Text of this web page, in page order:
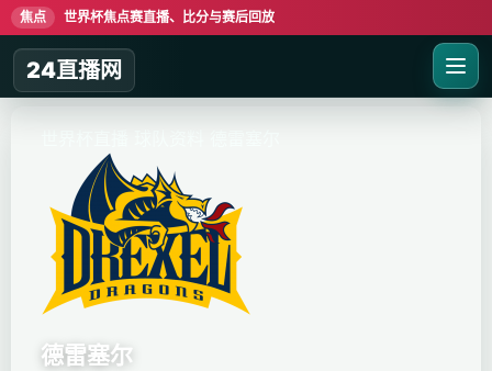
焦点 世界杯焦点赛直播、比分与赛后回放
24直播网
德雷塞尔